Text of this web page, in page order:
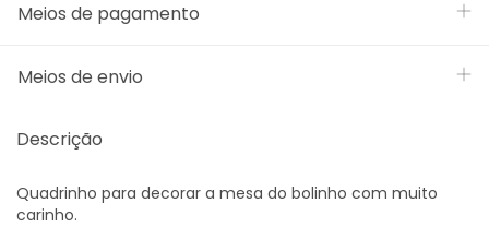
Meios de pagamento
Meios de envio
Descrição
Quadrinho para decorar a mesa do bolinho com muito
carinho.